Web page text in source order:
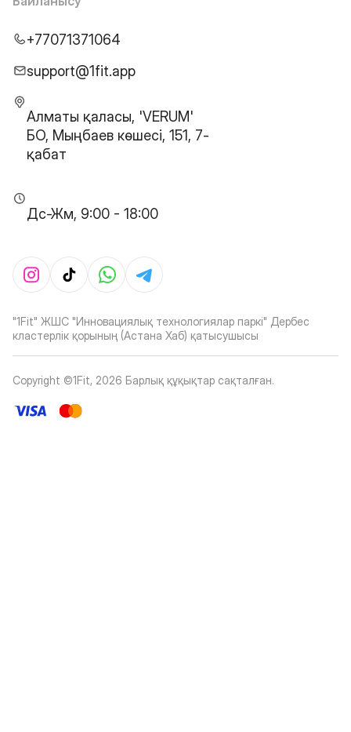
+77071371064
support@1fit.app
Алматы қаласы, 'VERUM'
БО, Мыңбаев көшесі, 151, 7-
қабат
Дс-Жм, 9:00 - 18:00
"1Fit" ЖШС "Инновациялық технологиялар паркі" Дербес
кластерлік қорының (Астана Хаб) қатысушысы
Copyright ©1Fit, 2026 Барлық құқықтар сақталған.